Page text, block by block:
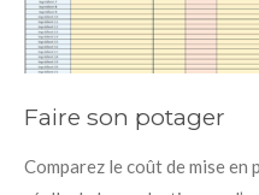
Faire son potager
Comparez le coût de mise en